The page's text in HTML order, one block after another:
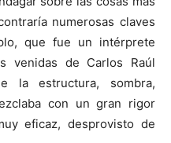
numerosas claves
que fue un intérprete
venidas de Carlos Raúl
la estructura, sombra,
con un gran rigor
eficaz, desprovisto de